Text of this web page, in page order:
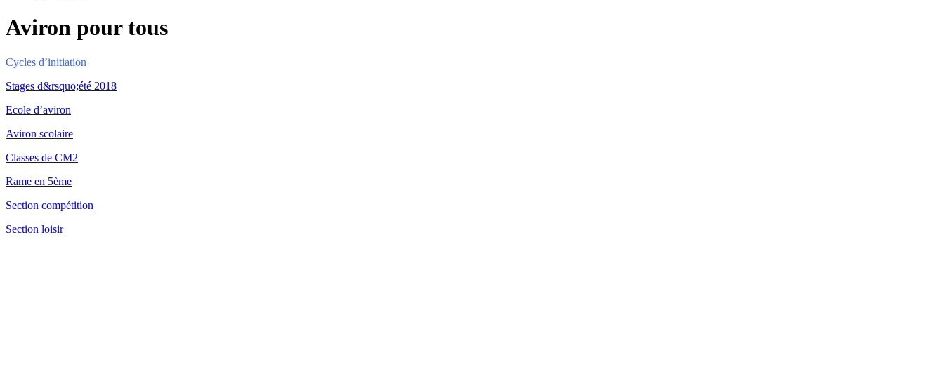
Aviron pour tous
Cycles d’initiation
Stages d&rsquo;été 2018
Ecole d’aviron
Aviron scolaire
Classes de CM2
Rame en 5ème
Section compétition
Section loisir